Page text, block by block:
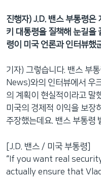
진행자) J.D. 밴스 부통령은
키 대통령을 질책해 눈길을
령이 미국 언론과 인터뷰했
기자) 그렇습니다. 밴스 부
News)와의 인터뷰에서 우
의 계획이 현실적이라고 말
미국의 경제적 이익을 보장
주장했는데요. 밴스 부통령
[J.D. 밴스 / 미국 부통령]
“If you want real
actually ensure that